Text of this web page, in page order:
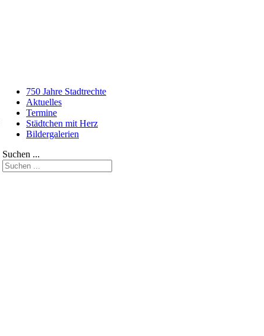
750 Jahre Stadtrechte
Aktuelles
Termine
Städtchen mit Herz
Bildergalerien
Suchen ...